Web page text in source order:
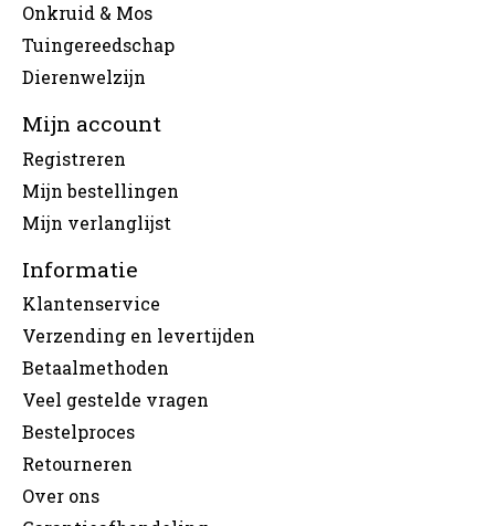
Onkruid & Mos
Tuingereedschap
Dierenwelzijn
Mijn account
Registreren
Mijn bestellingen
Mijn verlanglijst
Informatie
Klantenservice
Verzending en levertijden
Betaalmethoden
Veel gestelde vragen
Bestelproces
Retourneren
Over ons